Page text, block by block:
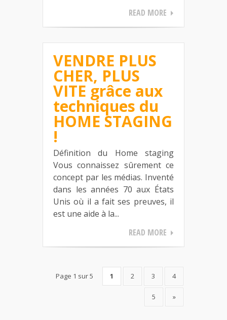
READ MORE
VENDRE PLUS
CHER, PLUS
VITE grâce aux
techniques du
HOME STAGING
!
Définition du Home staging
Vous connaissez sûrement ce
concept par les médias. Inventé
dans les années 70 aux États
Unis où il a fait ses preuves, il
est une aide à la...
READ MORE
Page 1 sur 5 1 2 3 4
5 »